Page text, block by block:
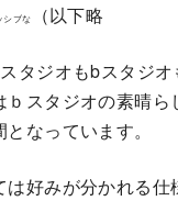
シブな （以下略
タジオもbスタジオ
スタジオの素晴
なっています。
好みが分かれる仕